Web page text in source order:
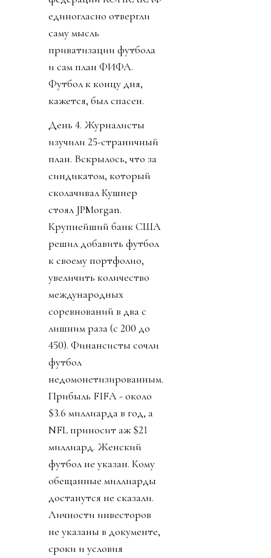
единогласно отвергли
саму мысль
приватизации футбола
и сам план ФИФА.
Футбол к концу дня,
кажется, был спасен.
День 4. Журналисты
изучили 25-страничный
план. Вскрылось, что за
синдикатом, который
сколачивал Кушнер
стоял JPMorgan.
Крупнейший банк США
решил добавить футбол
к своему портфолио,
увеличить количество
международных
соревнований в два с
лишним раза (с 200 до
450). Финансисты сочли
футбол
недомонетизированным.
Прибыль FIFA - около
$3.6 миллиарда в год, а
NFL приносит аж $21
миллиард. Женский
футбол не указан. Кому
обещанные миллиарды
достанутся не сказали.
Личности инвесторов
не указаны в документе,
сроки и условия